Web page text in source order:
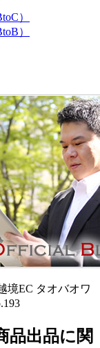
）
）
境EC タオバオワ
品出品に関